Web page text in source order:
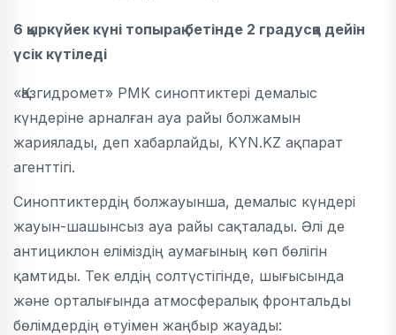
6 қыркүйек күні топырақ бетінде 2 градусқа дейін
үсік күтіледі
«Қазгидромет» РМК синоптиктері демалыс
күндеріне арналған ауа райы болжамын
жариялады, деп хабарлайды, KYN.KZ ақпарат
агенттігі.
Синоптиктердің болжауынша, демалыс күндері
жауын-шашынсыз ауа райы сақталады. Әлі де
антициклон еліміздің аумағының көп бөлігін
қамтиды. Тек елдің солтүстігінде, шығысында
және орталығында атмосфералық фронтальды
бөлімдердің өтуімен жаңбыр жауады: